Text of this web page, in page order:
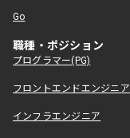
Go
職種・ポジション
プログラマー(PG)
フロントエンドエンジニア
インフラエンジニア